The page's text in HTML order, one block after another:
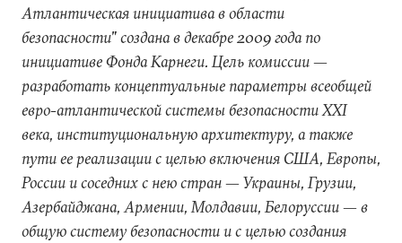
Атлантическая инициатива в области
безопасности" создана в декабре 2009 года по
инициативе Фонда Карнеги. Цель комиссии —
разработать концептуальные параметры всеобщей
евро-атлантической системы безопасности ХХI
века, институциональную архитектуру, а также
пути ее реализации с целью включения США, Европы,
России и соседних с нею стран — Украины, Грузии,
Азербайджана, Армении, Молдавии, Белоруссии — в
общую систему безопасности и с целью создания